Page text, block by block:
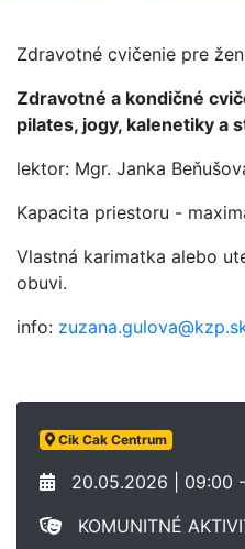
Zdravotné cvičenie pre
Zdravotné a kondičné
pilates, jogy, kalenetiky a
lektor: Mgr. Janka
Kapacita priestoru -
Vlastná karimatka alebo
obuvi.
info:
Cik Cak Centrum
20.05.2026 | 09:00
KOMUNITNÉ